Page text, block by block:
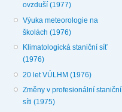
ovzduší (1977)
Výuka meteorologie na
školách (1976)
Klimatologická staniční síť
(1976)
20 let VÚLHM (1976)
Změny v profesionální staniční
síti (1975)